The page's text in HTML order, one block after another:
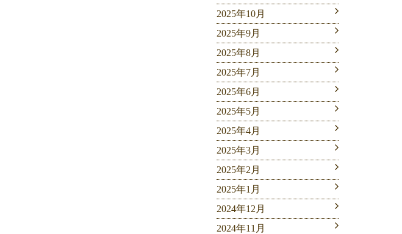
2025年10月
2025年9月
2025年8月
2025年7月
2025年6月
2025年5月
2025年4月
2025年3月
2025年2月
2025年1月
2024年12月
2024年11月